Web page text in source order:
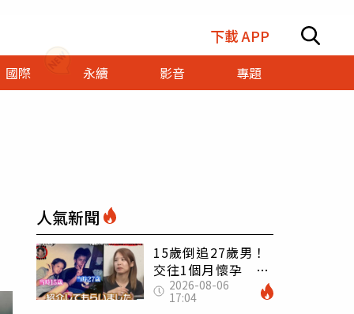
下載 APP
國際 永續 影音 專題
人氣新聞
15歲倒追27歲男！
交往1個月懷孕 36
歲當阿嬤故事曝光
2026-08-06
17:04